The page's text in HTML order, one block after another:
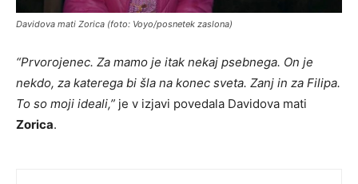
Davidova mati Zorica (foto: Voyo/posnetek zaslona)
“Prvorojenec. Za mamo je itak nekaj psebnega. On je
nekdo, za katerega bi šla na konec sveta. Zanj in za Filipa.
To so moji ideali,” je v izjavi povedala Davidova mati
Zorica.